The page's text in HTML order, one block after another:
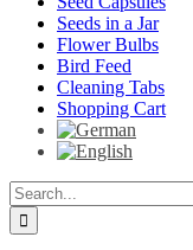
Seeds in a Jar
Flower Bulbs
Bird Feed
Cleaning Tabs
Shopping Cart
Search
for: